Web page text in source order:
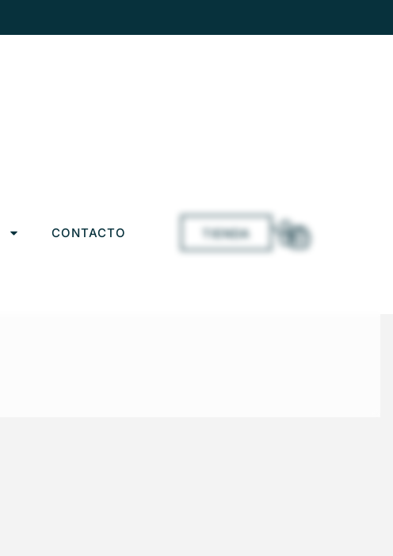
CONTACTO TIENDA